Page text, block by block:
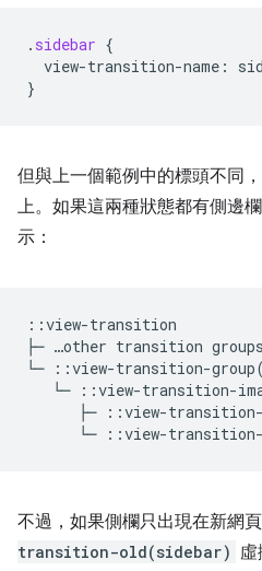
. sidebar {
view-transition-name :
}
但與上一個範例中的標頭不同
上。如果這兩種狀態都有側邊
示：
::view-transition
├─ …other transition
不過，如果側欄只出現在新網
transition-old(sidebar) 虛